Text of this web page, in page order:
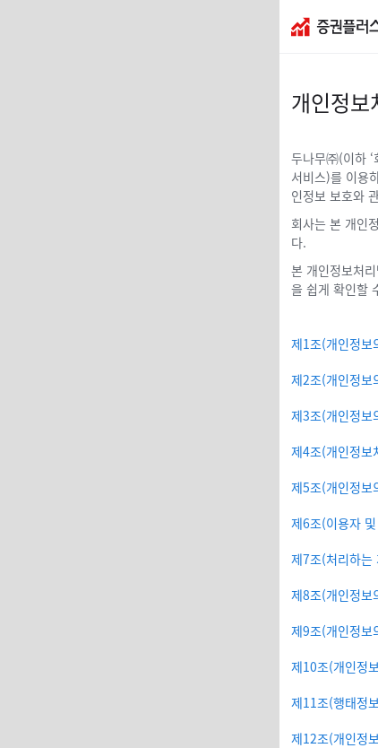
개인정보
두나무㈜(이하
서비스)를 이용
인정보 보호와
회사는 본 개인
다.
본 개인정보처
을 쉽게 확인할
제1조(개인정보
제2조(개인정보
제3조(개인정보
제4조(개인정보
제5조(개인정보
제6조(이용자
제7조(처리하는
제8조(개인정보
제9조(개인정보
제10조(개인정
제11조(행태정
제12조(개인정